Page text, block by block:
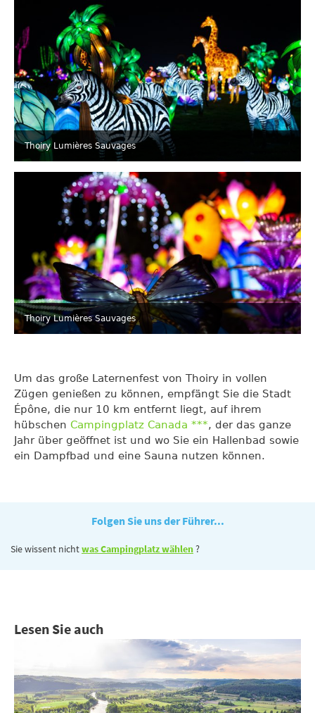
Thoiry Lumières Sauvages
Thoiry Lumières Sauvages
Um das große Laternenfest von Thoiry in vollen
Zügen genießen zu können, empfängt Sie die Stadt
Épône, die nur 10 km entfernt liegt, auf ihrem
hübschen Campingplatz Canada ***, der das ganze
Jahr über geöffnet ist und wo Sie ein Hallenbad sowie
ein Dampfbad und eine Sauna nutzen können.
Folgen Sie uns der Führer...
Sie wissent nichtwas Campingplatz wählen?
Lesen Sie auch